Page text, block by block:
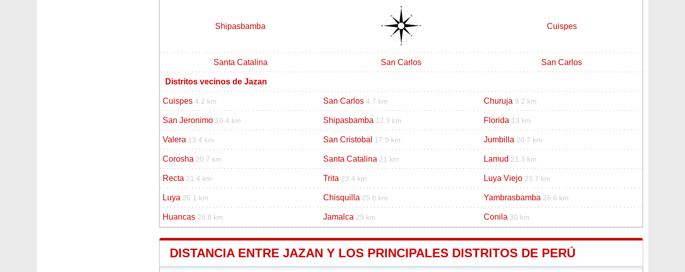
Shipasbamba Cuispes
Santa Catalina San Carlos San Carlos
Distritos vecinos de Jazan
Cuispes 4.2 km San Carlos 4.7 km Churuja 9.2 km
San Jeronimo 10.4 km Shipasbamba 12.3 km Florida 13 km
Valera 13.4 km San Cristobal 17.9 km Jumbilla 20.7 km
Corosha 20.7 km Santa Catalina 21 km Lamud 21.3 km
Recta 21.4 km Trita 23.4 km Luya Viejo 23.7 km
Luya 25.1 km Chisquilla 25.8 km Yambrasbamba 26.6 km
Huancas 28.8 km Jamalca 29 km Conila 30 km
DISTANCIA ENTRE JAZAN Y LOS PRINCIPALES DISTRITOS DE PERÚ